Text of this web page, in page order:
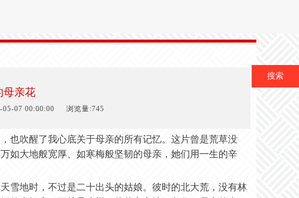
母亲花
05-07 00:00:00 浏览量:745
也吹醒了我心底关于母亲的所有记忆。这片曾是荒草没
如大地般宽厚、如寒梅般坚韧的母亲，她们用一生的辛
雪地时，不过是二十出头的姑娘。彼时的北大荒，没有林
搜索